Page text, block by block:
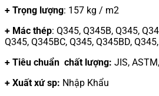
+ Trọng lượng: 157 kg / m2
+ Mác thép: Q345, Q345B, Q345,
Q345, Q345BC, Q345, Q345BD,
+ Tiêu chuẩn chất lượng: JIS,
+ Xuất xứ sp: Nhập Khẩu